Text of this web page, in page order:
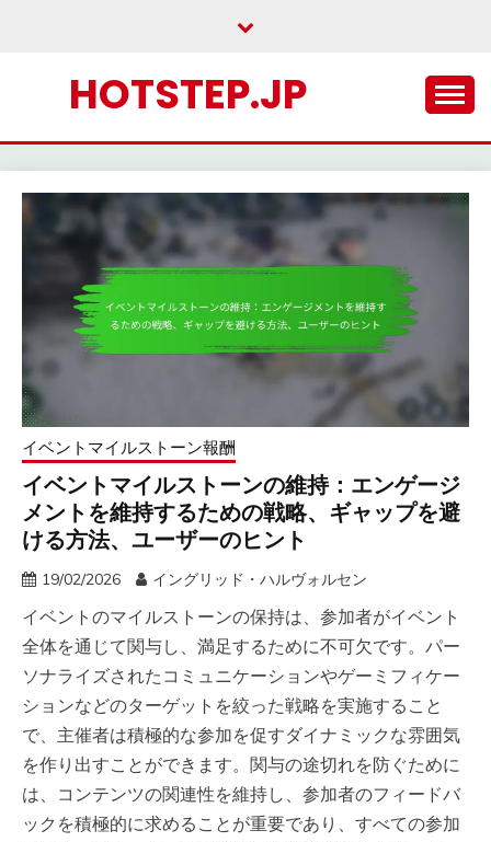
HOTSTEP.JP
イベントマイルストーン報酬
イベントマイルストーンの維持：エンゲージ
メントを維持するための戦略、ギャップを避
ける方法、ユーザーのヒント
19/02/2026 イングリッド・ハルヴォルセン
イベントのマイルストーンの保持は、参加者がイベント
全体を通じて関与し、満足するために不可欠です。パー
ソナライズされたコミュニケーションやゲーミフィケー
ションなどのターゲットを絞った戦略を実施すること
で、主催者は積極的な参加を促すダイナミックな雰囲気
を作り出すことができます。関与の途切れを防ぐために
は、コンテンツの関連性を維持し、参加者のフィードバ
ックを積極的に求めることが重要であり、すべての参加